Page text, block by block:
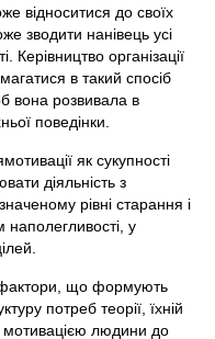
відноситися до своїх
зводити нанівець усі
Керівництво організації
в такий спосіб
вона розвивала в
поведінки.
як сукупності
діяльність з
рівні старання і
наполегливості, у
фактори, що формують
потреб теорії, їхній
мотивацією людини до